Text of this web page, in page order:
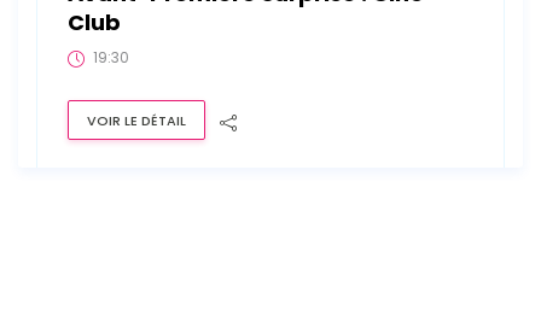
Club
19:30
VOIR LE DÉTAIL